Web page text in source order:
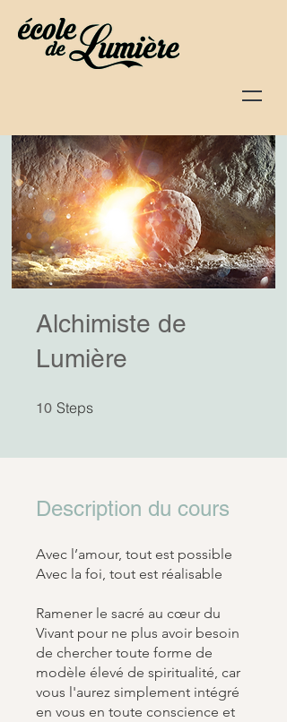
Alchimiste de
Lumière
10 Steps
Description du cours
Avec l’amour, tout est possible
Avec la foi, tout est réalisable
Ramener le sacré au cœur du
Vivant pour ne plus avoir besoin
de chercher toute forme de
modèle élevé de spiritualité, car
vous l'aurez simplement intégré
en vous en toute conscience et